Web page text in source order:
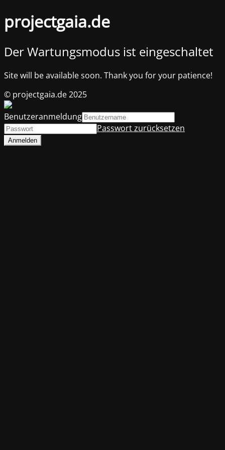
projectgaia.de
Der Wartungsmodus ist eingeschaltet
Site will be available soon. Thank you for your patience!
© projectgaia.de 2025
Benutzeranmeldung
Passwort zurücksetzen